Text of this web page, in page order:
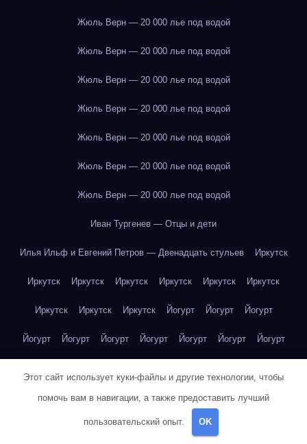
Жюль Верн — 20 000 лье под водой
Жюль Верн — 20 000 лье под водой
Жюль Верн — 20 000 лье под водой
Жюль Верн — 20 000 лье под водой
Жюль Верн — 20 000 лье под водой
Жюль Верн — 20 000 лье под водой
Жюль Верн — 20 000 лье под водой
Иван Тургенев — Отцы и дети
Илья Ильф и Евгений Петров — Двенадцать стульев Иркутск
Иркутск Иркутск Иркутск Иркутск Иркутск Иркутск
Иркутск Иркутск Иркутск Йогурт Йогурт Йогурт
Йогурт Йогурт Йогурт Йогурт Йогурт Йогурт Йогурт
Казань Казань Казань Казань Казань Калининград
Калининград Калининград
Этот сайт использует куки-файлы и другие технологии, чтобы
помочь вам в навигации, а также предоставить лучший
пользовательский опыт. OK